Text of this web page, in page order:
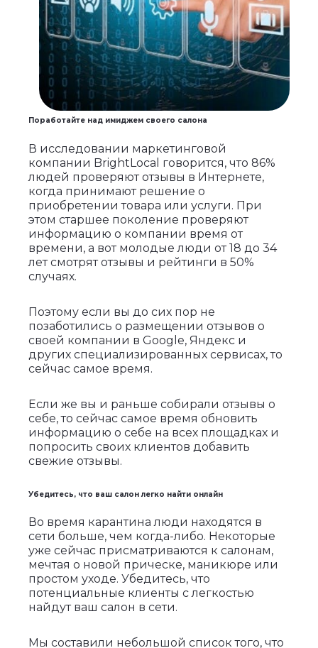
Поработайте над имиджем своего салона
В исследовании маркетинговой
компании BrightLocal говорится, что 86%
людей проверяют отзывы в Интернете,
когда принимают решение о
приобретении товара или услуги. При
этом старшее поколение проверяют
информацию о компании время от
времени, а вот молодые люди от 18 до 34
лет смотрят отзывы и рейтинги в 50%
случаях.
Поэтому если вы до сих пор не
позаботились о размещении отзывов о
своей компании в Google, Яндекс и
других специализированных сервисах, то
сейчас самое время.
Если же вы и раньше собирали отзывы о
себе, то сейчас самое время обновить
информацию о себе на всех площадках и
попросить своих клиентов добавить
свежие отзывы.
Убедитесь, что ваш салон легко найти онлайн
Во время карантина люди находятся в
сети больше, чем когда-либо. Некоторые
уже сейчас присматриваются к салонам,
мечтая о новой прическе, маникюре или
простом уходе. Убедитесь, что
потенциальные клиенты с легкостью
найдут ваш салон в сети.
Мы составили небольшой список того, что